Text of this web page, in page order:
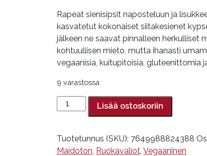
Rapeat sienisipsit naposteluun ja
kasvatetut kokonaiset siitakesienet
jälkeen ne saavat pinnalleen herkulliset
kohtuullisen mieto, mutta ihanasti
vegaanisia, kuitupitoisia, gluteenittomia
9 varastossa
Sienisipsi,
rosmariini,
g,
Forestly
Lisää ostoskoriin
Tuotetunnus (SKU): 7649988824388
Maidoton Ruokavaliot ,Vegaaninen